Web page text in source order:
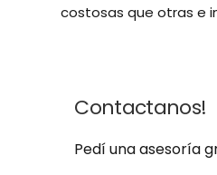
costosas que otras e
Contactanos!
Pedí una asesoría